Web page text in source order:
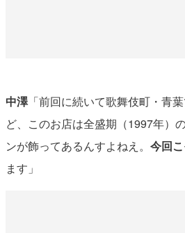
中澤「前回に続いて歌舞伎町・青
ど、このお店は全盛期（1997年）
ンが飾ってあるんすよねえ。 今回
ます」